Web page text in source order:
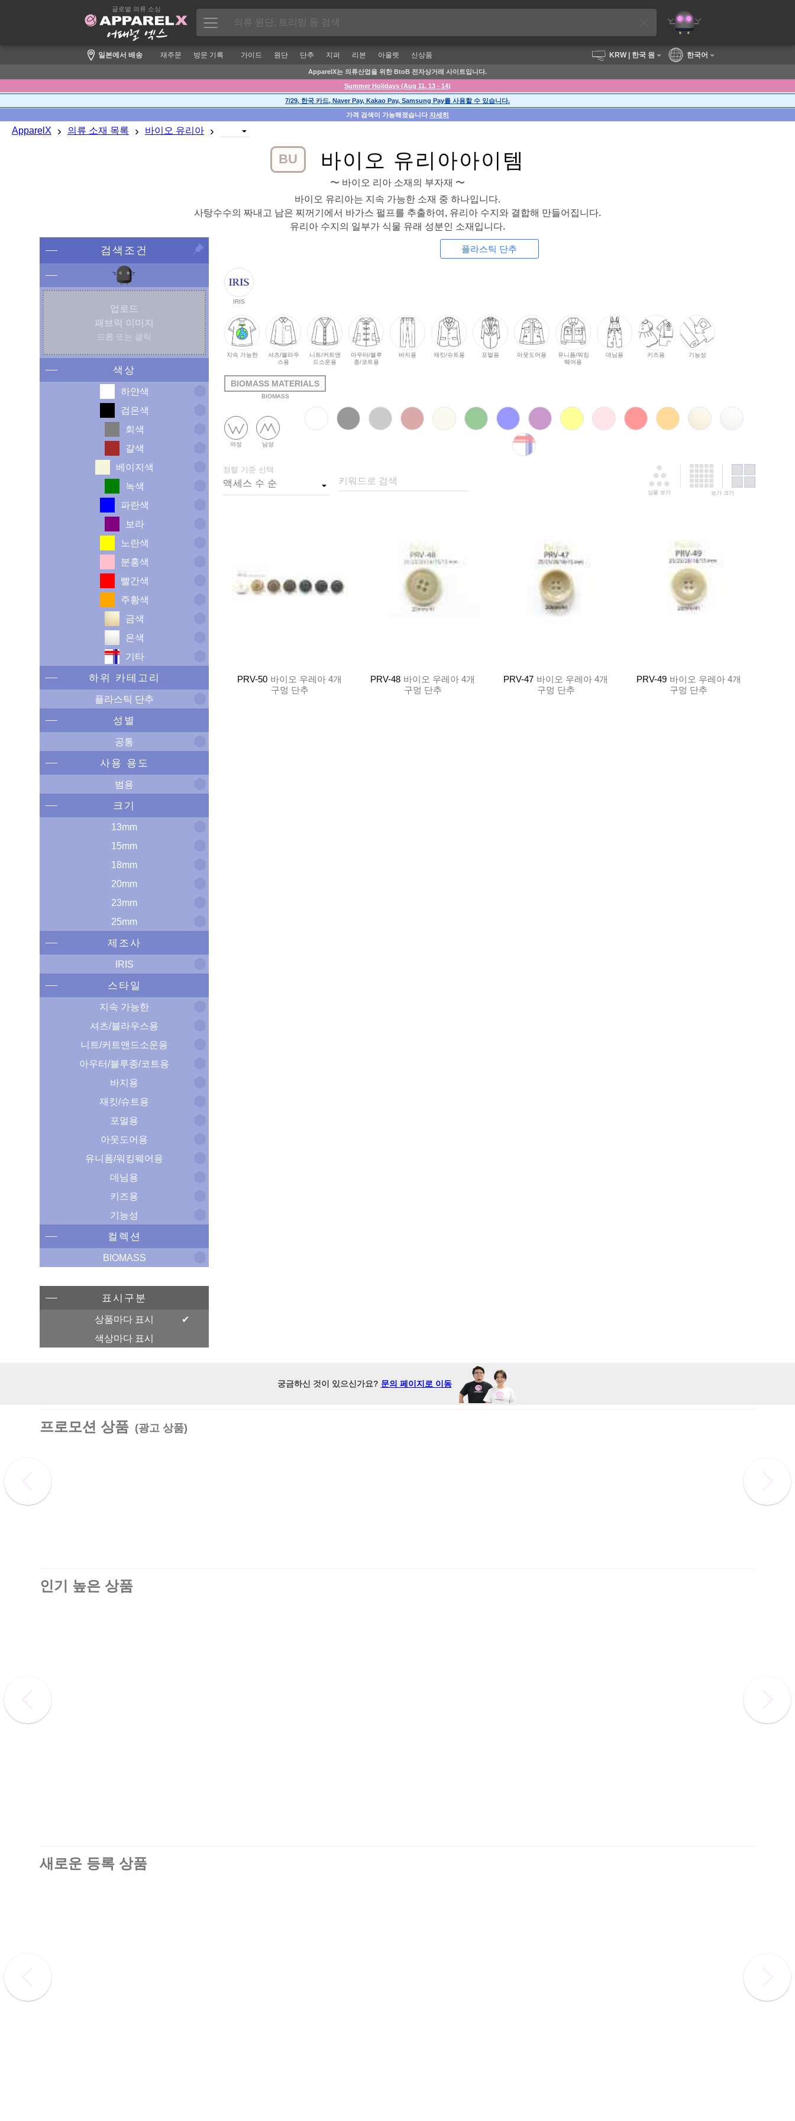
글로벌 의류 소싱
일본에서 배송 재주문 방문 기록 가이드 원단 단추 지퍼 리본 아울렛 신상품 KRW| 한국 원 한국어
ApparelX는 의류산업을 위한 BtoB 전자상거래 사이트입니다.
Summer Holidays (Aug 11, 13 - 14)
7/29, 한국 카드, Naver Pay, Kakao Pay, Samsung Pay를 사용할 수 있습니다.
가격 검색이 가능해졌습니다 자세히
ApparelX › 의류 소재 목록 › 바이오 유리아 ›
BU 바이오 유리아아이템
〜 바이오 리아 소재의 부자재 〜
바이오 유리아는 지속 가능한 소재 중 하나입니다.
사탕수수의 짜내고 남은 찌꺼기에서 바가스 펄프를 추출하여, 유리아 수지와 결합해 만들어집니다.
유리아 수지의 일부가 식물 유래 성분인 소재입니다.
검색조건
업로드
패브릭 이미지
드롭 또는 클릭
색상
하얀색
검은색
회색
갈색
베이지색
녹색
파란색
보라
노란색
분홍색
빨간색
주황색
금색
은색
기타
하위 카테고리
플라스틱 단추
성별
공통
사용 용도
범용
크기
13mm
15mm
18mm
20mm
23mm
25mm
제조사
IRIS
스타일
지속 가능한
셔츠/블라우스용
니트/커트앤드소운용
아우터/블루종/코트용
바지용
재킷/슈트용
포멀용
아웃도어용
유니폼/워킹웨어용
데님용
키즈용
기능성
컬렉션
BIOMASS
표시구분
상품마다 표시
색상마다 표시
플라스틱 단추
IRIS
지속 가능한
셔츠/블라우
스용
니트/커트앤
드소운용
아우터/블루
종/코트용
바지용 재킷/슈트용 포멀용 아웃도어용
유니폼/워킹
웨어용
데님용 키즈용 기능성
BIOMASS MATERIALS
BIOMASS
여성 남성
정렬 기준 선택
키워드로 검색
상품 보기 보기 크기
PRV-50 바이오 우레아 4개
구멍 단추
PRV-48 바이오 우레아 4개
구멍 단추
PRV-47 바이오 우레아 4개
구멍 단추
PRV-49 바이오 우레아 4개
구멍 단추
궁금하신 것이 있으신가요? 문의 페이지로 이동
프로모션 상품 (광고 상품)
인기 높은 상품
새로운 등록 상품